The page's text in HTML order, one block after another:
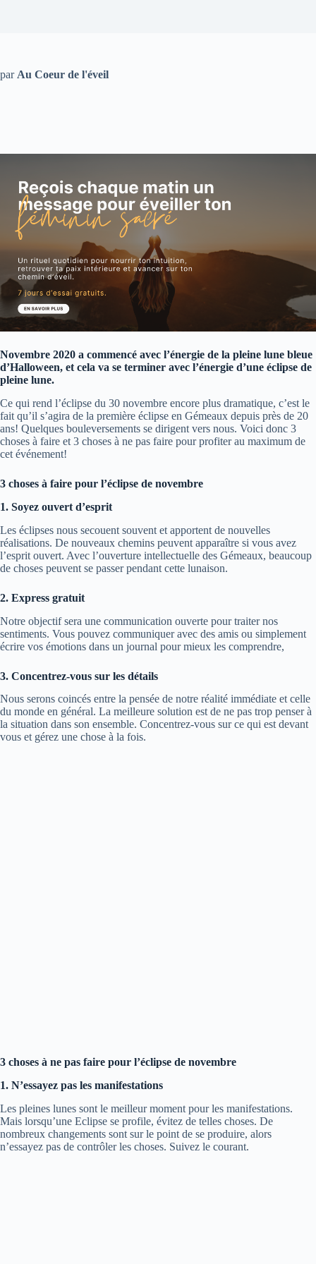
par Au Coeur de l'éveil
Novembre 2020 a commencé avec l’énergie de la pleine lune bleue
d’Halloween, et cela va se terminer avec l’énergie d’une éclipse de
pleine lune.
Ce qui rend l’éclipse du 30 novembre encore plus dramatique, c’est le
fait qu’il s’agira de la première éclipse en Gémeaux depuis près de 20
ans! Quelques bouleversements se dirigent vers nous. Voici donc 3
choses à faire et 3 choses à ne pas faire pour profiter au maximum de
cet événement!
3 choses à faire pour l’éclipse de novembre
1. Soyez ouvert d’esprit
Les éclipses nous secouent souvent et apportent de nouvelles
réalisations. De nouveaux chemins peuvent apparaître si vous avez
l’esprit ouvert. Avec l’ouverture intellectuelle des Gémeaux, beaucoup
de choses peuvent se passer pendant cette lunaison.
2. Express gratuit
Notre objectif sera une communication ouverte pour traiter nos
sentiments. Vous pouvez communiquer avec des amis ou simplement
écrire vos émotions dans un journal pour mieux les comprendre,
3. Concentrez-vous sur les détails
Nous serons coincés entre la pensée de notre réalité immédiate et celle
du monde en général. La meilleure solution est de ne pas trop penser à
la situation dans son ensemble. Concentrez-vous sur ce qui est devant
vous et gérez une chose à la fois.
3 choses à ne pas faire pour l’éclipse de novembre
1. N’essayez pas les manifestations
Les pleines lunes sont le meilleur moment pour les manifestations.
Mais lorsqu’une Eclipse se profile, évitez de telles choses. De
nombreux changements sont sur le point de se produire, alors
n’essayez pas de contrôler les choses. Suivez le courant.